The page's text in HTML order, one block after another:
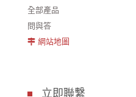
全部產品
問與答
網站地圖
立即聯繫